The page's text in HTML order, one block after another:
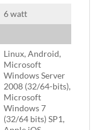
6 watt
Linux, Android,
Microsoft
Windows Server
2008 (32/64-bits),
Microsoft
Windows 7
(32/64 bits) SP1,